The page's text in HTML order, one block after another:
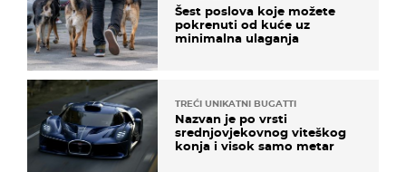
Šest poslova koje možete
pokrenuti od kuće uz
minimalna ulaganja
TREĆI UNIKATNI BUGATTI
Nazvan je po vrsti
srednjovjekovnog viteškog
konja i visok samo metar